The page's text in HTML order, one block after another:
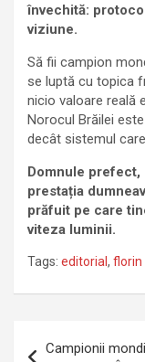
învechită:
viziune.
Să fii campion
se luptă cu topica
nicio valoare reală
Norocul Brăilei
decât sistemul
Domnule prefect,
prestația
prăfuit pe care
viteza luminii.
Tags: editorial , florin
Campionii